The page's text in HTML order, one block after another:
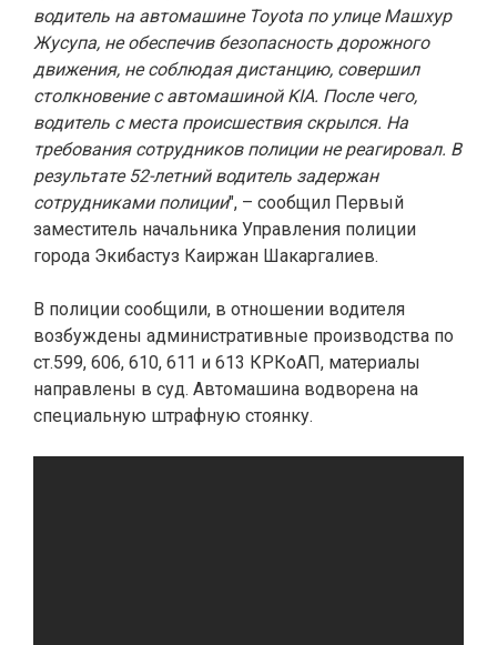
водитель на автомашине Toyota по улице Машхур
Жусупа, не обеспечив безопасность дорожного
движения, не соблюдая дистанцию, совершил
столкновение с автомашиной KIA. После чего,
водитель с места происшествия скрылся. На
требования сотрудников полиции не реагировал. В
результате 52-летний водитель задержан
сотрудниками полиции", – сообщил Первый
заместитель начальника Управления полиции
города Экибастуз Каиржан Шакаргалиев.
В полиции сообщили, в отношении водителя
возбуждены административные производства по
ст.599, 606, 610, 611 и 613 КРКоАП, материалы
направлены в суд. Автомашина водворена на
специальную штрафную стоянку.